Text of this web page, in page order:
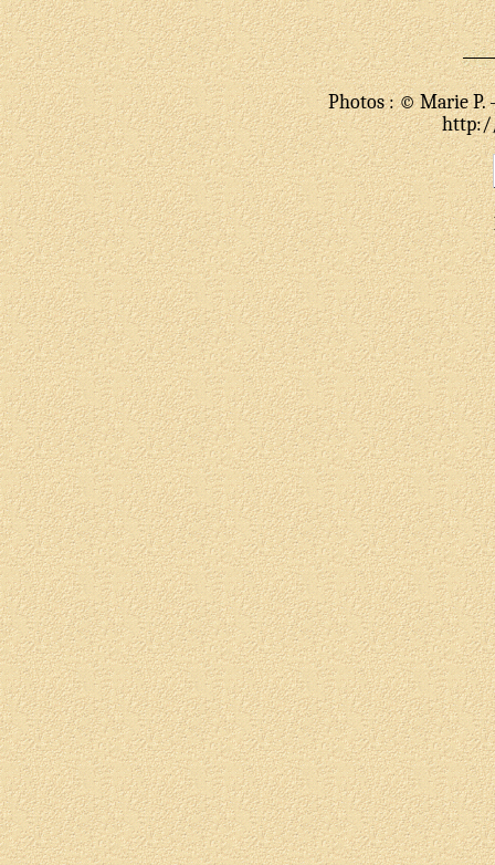
Photos : © Marie P.